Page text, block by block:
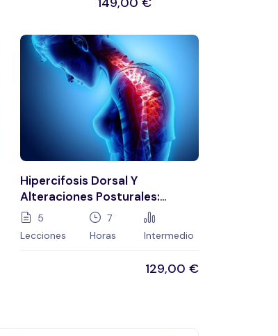
Hipercifosis Dorsal Y
Alteraciones Posturales:
Evaluación Y Reeducación
Postural
5
Lecciones
7
Horas
Intermedio
129,00 €